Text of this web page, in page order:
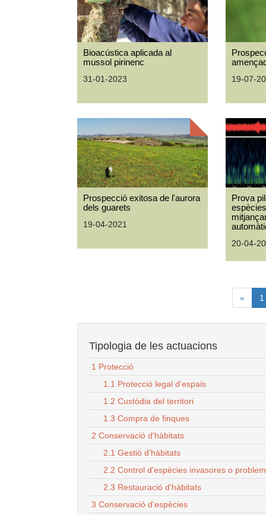
Bioacústica aplicada al
mussol pirinenc
31-01-2023 19-07-
Prospecció exitosa de l'aurora
dels guarets
19-04-2021
Prova
20-04-
« 1
Tipologia de les actuacions
1 Protecció
1.1 Protecció legal d'espais
1.2 Custòdia del territori
1.3 Compra de finques
2 Conservació d'hàbitats
2.1 Gestió d'hàbitats
2.2 Control d'espècies invasores o
2.3 Restauració d'hàbitats
3 Conservació d'espècies